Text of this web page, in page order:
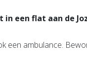
in een flat aan de
een ambulance.